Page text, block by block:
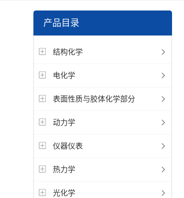
产品目录
结构化学
电化学
表面性质与胶体化学部分
动力学
仪器仪表
热力学
光化学